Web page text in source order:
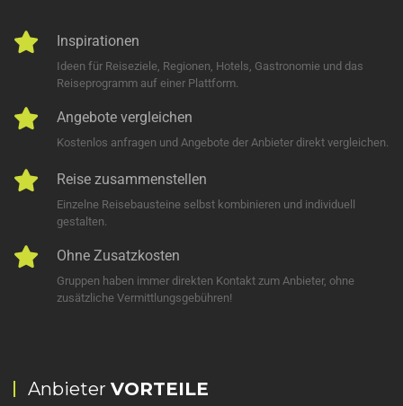
Inspirationen
Ideen für Reiseziele, Regionen, Hotels, Gastronomie und das
Reiseprogramm auf einer Plattform.
Angebote vergleichen
Kostenlos anfragen und Angebote der Anbieter direkt vergleichen.
Reise zusammenstellen
Einzelne Reisebausteine selbst kombinieren und individuell
gestalten.
Ohne Zusatzkosten
Gruppen haben immer direkten Kontakt zum Anbieter, ohne
zusätzliche Vermittlungsgebühren!
Anbieter VORTEILE